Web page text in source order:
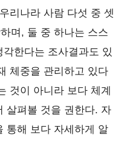
리나라 사람 다섯 중 셋
며, 둘 중 하나는 스스
한다는 조사결과도 있
체중을 관리하고 있다
것이 아니라 보다 체계
살펴볼 것을 권한다. 자
통해 보다 자세하게 알